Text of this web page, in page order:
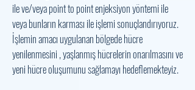
ile ve/veya point to point enjeksiyon yöntemi ile
veya bunların karması ile işlemi sonuçlandırıyoruz.
İşlemin amacı uygulanan bölgede hücre
yenilenmesini , yaşlanmış hücrelerin onarılmasını ve
yeni hücre oluşumunu sağlamayı hedeflemekteyiz.